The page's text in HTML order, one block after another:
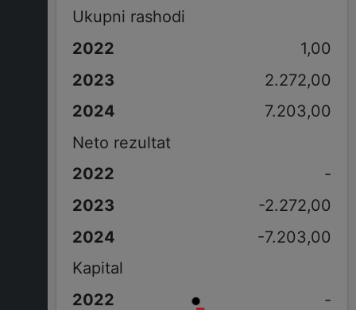
Ukupni rashodi
1,00
2.272,00
7.203,00
Neto rezultat
-
-2.272,00
-7.203,00
Kapital
-